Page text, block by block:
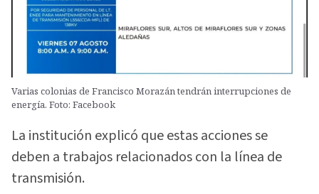
Varias colonias de Francisco Morazán tendrán interrupciones de
energía. Foto: Facebook
La institución explicó que estas acciones se
deben a trabajos relacionados con la línea de
transmisión.